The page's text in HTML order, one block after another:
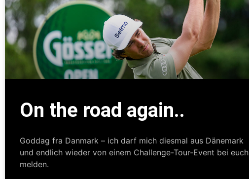
On the road again..
Goddag fra Danmark – ich darf mich diesmal aus Dänemark
und endlich wieder von einem Challenge-Tour-Event bei euch
melden.